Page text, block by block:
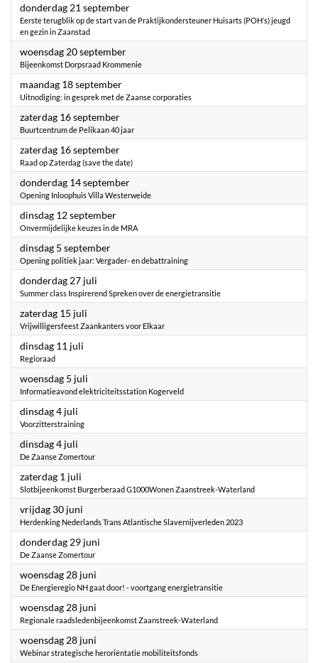
donderdag 21 september2023
Eerste terugblik op de start van de Praktijkondersteuner Huisarts (POH’s) jeugd
en gezin in Zaanstad
woensdag 20 september2023
Bijeenkomst Dorpsraad Krommenie
maandag 18 september2023
Uitnodiging: in gesprek met de Zaanse corporaties
zaterdag 16 september2023
Buurtcentrum de Pelikaan 40 jaar
zaterdag 16 september2023
Raad op Zaterdag (save the date)
donderdag 14 september2023
Opening Inloophuis Villa Westerweide
dinsdag 12 september2023
Onvermijdelijke keuzes in de MRA
dinsdag 5 september2023
Opening politiek jaar: Vergader- en debattraining
donderdag 27 juli
Summer class Inspirerend Spreken over de energietransitie
zaterdag 15 juli
Vrijwilligersfeest Zaankanters voor Elkaar
dinsdag 11 juli
Regioraad
woensdag 5 juli
Informatieavond elektriciteitsstation Kogerveld
dinsdag 4 juli
Voorzitterstraining
dinsdag 4 juli
De Zaanse Zomertour
zaterdag 1 juli
Slotbijeenkomst Burgerberaad G1000Wonen Zaanstreek-Waterland
vrijdag 30 juni
Herdenking Nederlands Trans Atlantische Slavernijverleden 2023
donderdag 29 juni
De Zaanse Zomertour
woensdag 28 juni
De Energieregio NH gaat door! - voortgang energietransitie
woensdag 28 juni
Regionale raadsledenbijeenkomst Zaanstreek-Waterland
woensdag 28 juni
Webinar strategische heroriëntatie mobiliteitsfonds